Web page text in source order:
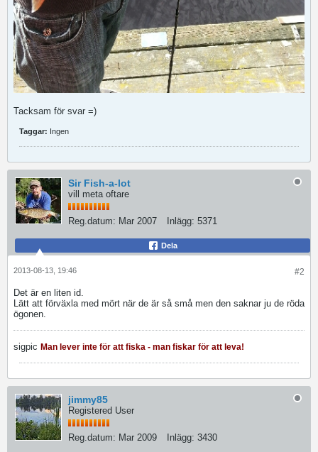
Tacksam för svar =)
Taggar: Ingen
Sir Fish-a-lot
vill meta oftare
Reg.datum: Mar 2007 Inlägg: 5371
Dela
#2
2013-08-13, 19:46
Det är en liten id.
Lätt att förväxla med mört när de är så små men den saknar ju de röda
ögonen.
sigpic Man lever inte för att fiska - man fiskar för att leva!
jimmy85
Registered User
Reg.datum: Mar 2009 Inlägg: 3430